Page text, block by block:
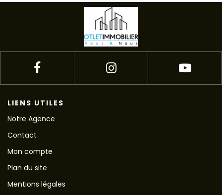
LIENS UTILES
Notre Agence
Contact
Mon compte
Plan du site
Mentions légales